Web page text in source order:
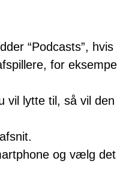
“Podcasts”, hvis
for eksempel
vil lytte til, så vil den
og vælg det